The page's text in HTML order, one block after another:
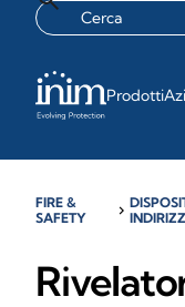
Prodotti
FIRE &
SAFETY
chevron_right